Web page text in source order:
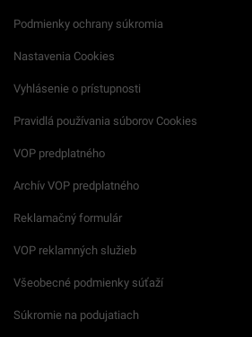
Podmienky ochrany súkromia
Nastavenia Cookies
Vyhlásenie o prístupnosti
Pravidlá používania súborov Cookies
VOP predplatného
Archív VOP predplatného
Reklamačný formulár
VOP reklamných služieb
Všeobecné podmienky súťaží
Súkromie na podujatiach